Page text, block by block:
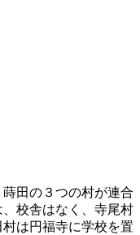
田の３つの村が連合
校舎はなく、寺尾村
は円福寺に学校を置